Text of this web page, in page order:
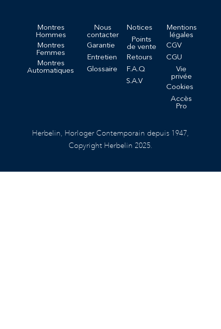
Montres
Hommes
Montres
Femmes
Montres
Automatiques
Nous
contacter
Garantie
Entretien
Glossaire
Notices
Points
de vente
Retours
F.A.Q
S.A.V
Mentions
légales
CGV
CGU
Vie
privée
Cookies
Accès
Pro
Herbelin, Horloger Contemporain depuis 1947,
Copyright Herbelin 2025.